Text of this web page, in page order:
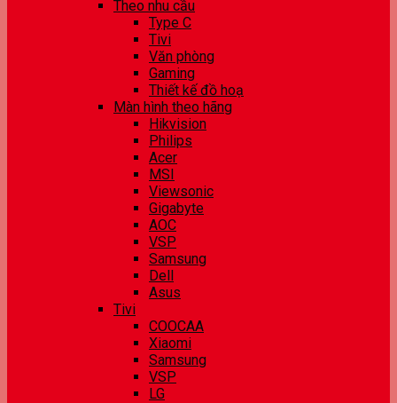
Theo nhu cầu
Type C
Tivi
Văn phòng
Gaming
Thiết kế đồ hoạ
Màn hình theo hãng
Hikvision
Philips
Acer
MSI
Viewsonic
Gigabyte
AOC
VSP
Samsung
Dell
Asus
Tivi
COOCAA
Xiaomi
Samsung
VSP
LG